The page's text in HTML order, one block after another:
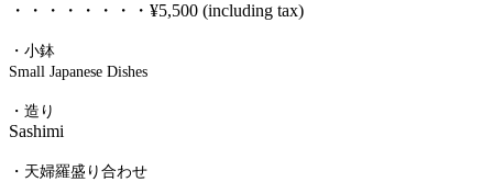
・・・・・・・・¥5,500 (including tax)
・小鉢
Small Japanese Dishes
・造り
Sashimi
・天婦羅盛り合わせ